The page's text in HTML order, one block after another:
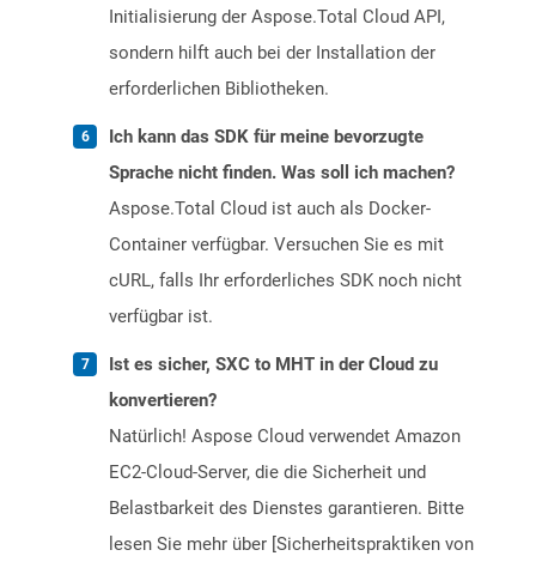
Initialisierung der Aspose.Total Cloud API,
sondern hilft auch bei der Installation der
erforderlichen Bibliotheken.
Ich kann das SDK für meine bevorzugte
Sprache nicht finden. Was soll ich machen?
Aspose.Total Cloud ist auch als Docker-
Container verfügbar. Versuchen Sie es mit
cURL, falls Ihr erforderliches SDK noch nicht
verfügbar ist.
Ist es sicher, SXC to MHT in der Cloud zu
konvertieren?
Natürlich! Aspose Cloud verwendet Amazon
EC2-Cloud-Server, die die Sicherheit und
Belastbarkeit des Dienstes garantieren. Bitte
lesen Sie mehr über [Sicherheitspraktiken von